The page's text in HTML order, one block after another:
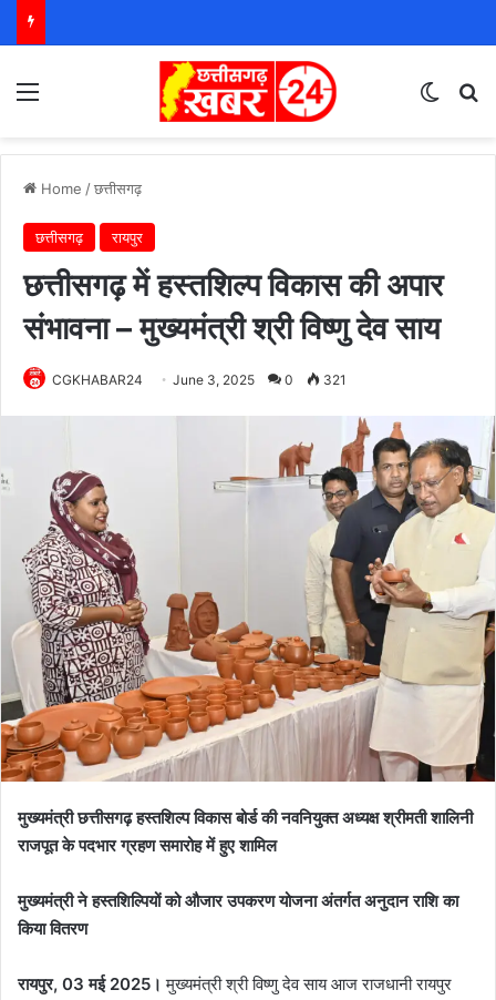
Home /छत्तीसगढ़
छत्तीसगढ़ रायपुर
छत्तीसगढ़ में हस्तशिल्प विकास की अपार
संभावना – मुख्यमंत्री श्री विष्णु देव साय
CGKHABAR24 June 3, 2025 0 321
मुख्यमंत्री छत्तीसगढ़ हस्तशिल्प विकास बोर्ड की नवनियुक्त अध्यक्ष श्रीमती शालिनी
राजपूत के पदभार ग्रहण समारोह में हुए शामिल
मुख्यमंत्री ने हस्तशिल्पियों को औजार उपकरण योजना अंतर्गत अनुदान राशि का
किया वितरण
रायपुर, 03 मई 2025।मुख्यमंत्री श्री विष्णु देव साय आज राजधानी रायपुर